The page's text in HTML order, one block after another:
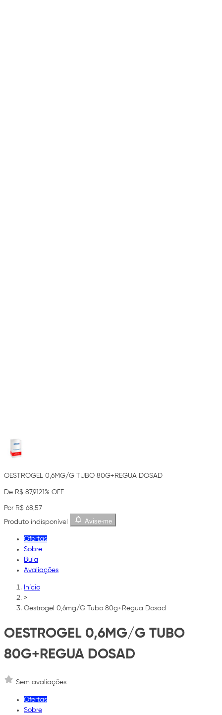
OESTROGEL 0,6MG/G TUBO 80G+REGUA DOSAD
De R$ 87,9121% OFF
Por R$ 68,57
Produto indisponível
Avise-me
Ofertas
Sobre
Bula
Avaliações
Início
>
Oestrogel 0,6mg/G Tubo 80g+Regua Dosad
OESTROGEL 0,6MG/G TUBO
80G+REGUA DOSAD
Sem avaliações
Ofertas
Sobre